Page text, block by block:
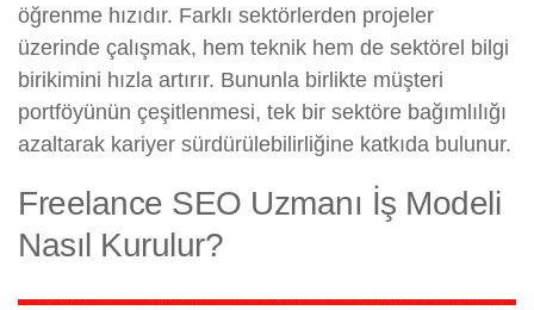
öğrenme hızıdır. Farklı sektörlerden projeler
üzerinde çalışmak, hem teknik hem de sektörel bilgi
birikimini hızla artırır. Bununla birlikte müşteri
portföyünün çeşitlenmesi, tek bir sektöre bağımlılığı
azaltarak kariyer sürdürülebilirliğine katkıda bulunur.
Freelance SEO Uzmanı İş Modeli
Nasıl Kurulur?